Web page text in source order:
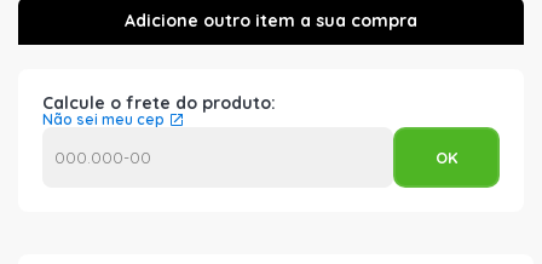
Calcule o frete do produto:
Não sei meu cep